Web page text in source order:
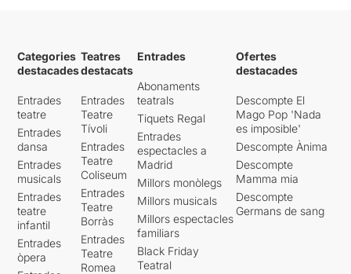
Categories
destacades
Entrades
teatre
Entrades
dansa
Entrades
musicals
Entrades
teatre
infantil
Entrades
òpera
Teatres
destacats
Entrades
Teatre
Tívoli
Entrades
Teatre
Coliseum
Entrades
Teatre
Borràs
Entrades
Teatre
Romea
Entrades
Abonaments
teatrals
Tiquets Regal
Entrades
espectacles a
Madrid
Millors monòlegs
Millors musicals
Millors espectacles
familiars
Black Friday
Teatral
Ofertes
destacades
Descompte El
Mago Pop 'Nada
es imposible'
Descompte Ànima
Descompte
Mamma mia
Descompte
Germans de sang